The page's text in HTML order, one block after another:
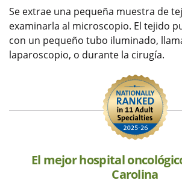
Se extrae una pequeña muestra de
examinarla al microscopio. El tejido
con un pequeño tubo iluminado,
laparoscopio, o durante la cirugía.
El mejor hospital
Carolina